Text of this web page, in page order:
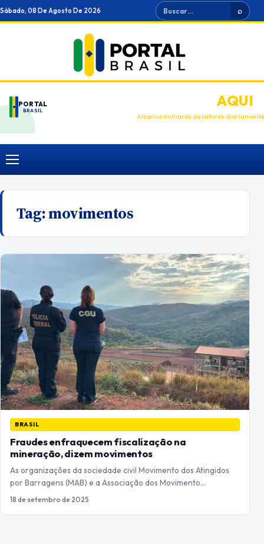
Ir
para
Sábado, 08 De Agosto De 2026 Buscar ⌕
PORTAL
BRASIL
ANUNCIEAQUI
Alcance milhares de leitores diariamente
Menu
Tag:movimentos
BRASIL
Fraudes enfraquecem fiscalização na
mineração, dizem movimentos
As organizações da sociedade civil Movimento dos Atingidos
por Barragens (MAB) e a Associação dos Movimento…
18 de setembro de 2025